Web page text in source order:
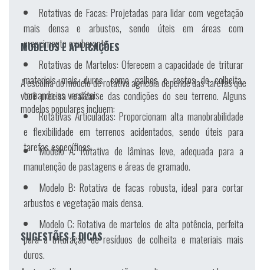
Rotativas de Facas: Projetadas para lidar com vegetação
mais densa e arbustos, sendo úteis em áreas com
crescimento exuberante.
Rotativas de Martelos: Oferecem a capacidade de triturar
materiais mais duros, como galhos e restos de colheita,
tornando-as versáteis.
Rotativas Articuladas: Proporcionam alta manobrabilidade
e flexibilidade em terrenos acidentados, sendo úteis para
tarefas específicas.
MODELOS E APLICAÇÕES
A escolha do modelo de rotativa agrícola depende das tarefas que
você precisa realizar e das condições do seu terreno. Alguns
modelos populares incluem:
Modelo A:Rotativa de lâminas leve, adequada para a
manutenção de pastagens e áreas de gramado.
Modelo B: Rotativa de facas robusta, ideal para cortar
arbustos e vegetação mais densa.
Modelo C: Rotativa de martelos de alta potência, perfeita
para a trituração de resíduos de colheita e materiais mais
duros.
SUGESTÕES E DICAS